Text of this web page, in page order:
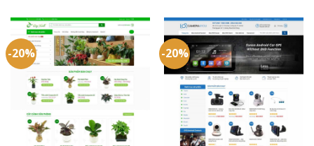
-20% -20%